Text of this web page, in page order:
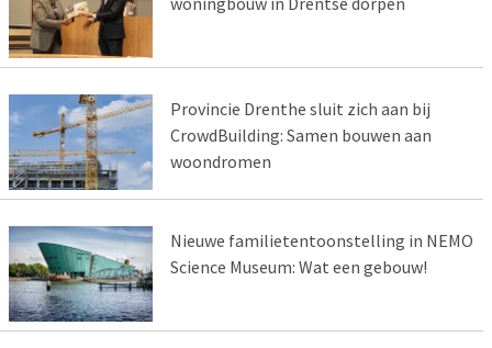
Provincie Drenthe sluit zich aan bij
CrowdBuilding: Samen bouwen aan
woondromen
Nieuwe familietentoonstelling in NEMO
Science Museum: Wat een gebouw!